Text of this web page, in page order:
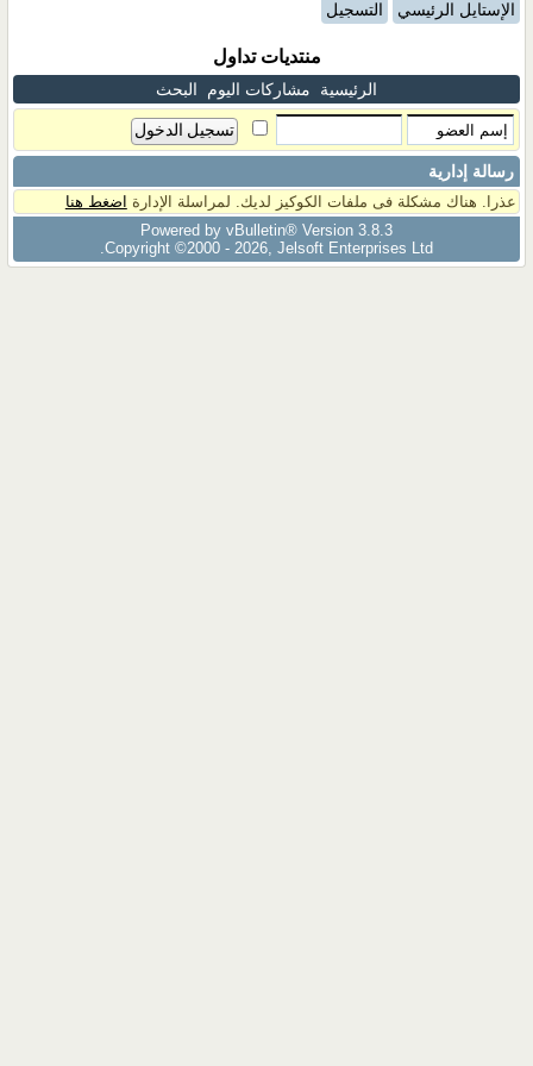
الإستايل الرئيسي التسجيل
منتديات تداول
الرئيسية مشاركات اليوم البحث
رسالة إدارية
عذرا. هناك مشكلة فى ملفات الكوكيز لديك. لمراسلة الإدارة اضغط هنا
Powered by vBulletin® Version 3.8.3
Copyright ©2000 - 2026, Jelsoft Enterprises Ltd.